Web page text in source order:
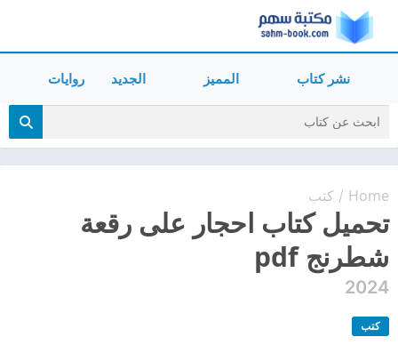
نشر كتاب المميز الجديد روايات
Home
/ كتب
تحميل كتاب احجار على رقعة
شطرنج pdf
2024
كتب